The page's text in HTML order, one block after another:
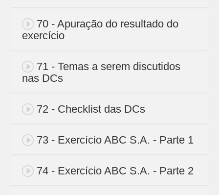
70 - Apuração do resultado do
exercício
71 - Temas a serem discutidos
nas DCs
72 - Checklist das DCs
73 - Exercício ABC S.A. - Parte 1
74 - Exercício ABC S.A. - Parte 2